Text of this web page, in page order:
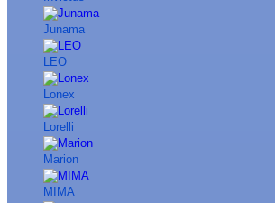
Junama
LEO
Lonex
Lorelli
Marion
MIMA